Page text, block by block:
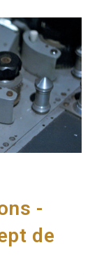
-
de